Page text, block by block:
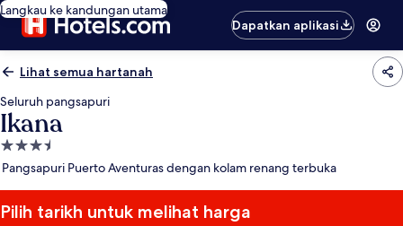
Langkau ke kandungan utama
Dapatkan aplikasi
Lihat semua hartanah
Seluruh pangsapuri
Ikana
Hartanah
3.5
Pangsapuri Puerto Aventuras dengan kolam renang terbuka
Pilih tarikh untuk melihat harga